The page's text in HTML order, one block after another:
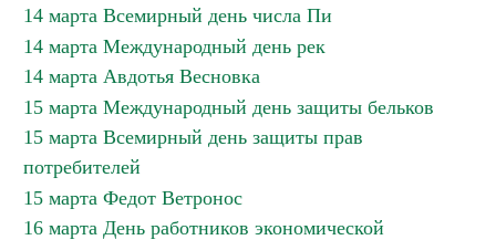
14 марта Всемирный день числа Пи
14 марта Международный день рек
14 марта Авдотья Весновка
15 марта Международный день защиты бельков
15 марта Всемирный день защиты прав
потребителей
15 марта Федот Ветронос
16 марта День работников экономической